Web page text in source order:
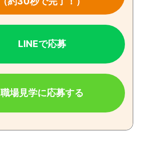
LINEで応募
職場見学に応募する